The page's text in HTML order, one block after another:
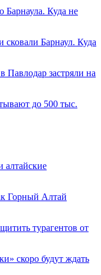
Барнаула. Куда не
сковали Барнаул. Куда
Павлодар застряли на
до 500 тыс.
алтайские
Горный Алтай
турагентов от
скоро будут ждать